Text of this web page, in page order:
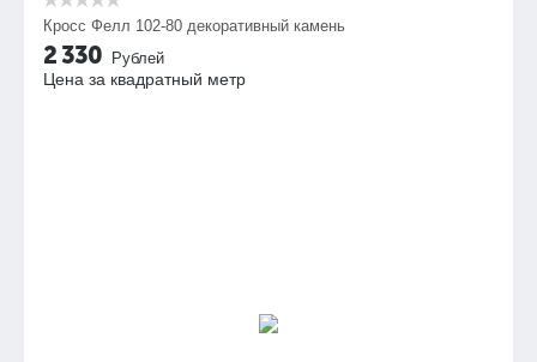
Кросс Фелл 102-80 декоративный камень
2 330 Рублей
Цена за квадратный метр